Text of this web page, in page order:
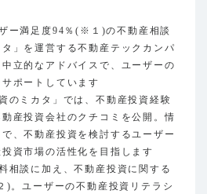
ー満足度94％(※１)の不動産相談
」を運営する不動産テックカンパ
立的なアドバイスで、ユーザーの
ポートしています
のミカタ」では、不動産投資経験
産投資会社のクチコミを公開。情
、不動産投資を検討するユーザー
資市場の活性化を目指します
相談に加え、不動産投資に関する
。ユーザーの不動産投資リテラシ